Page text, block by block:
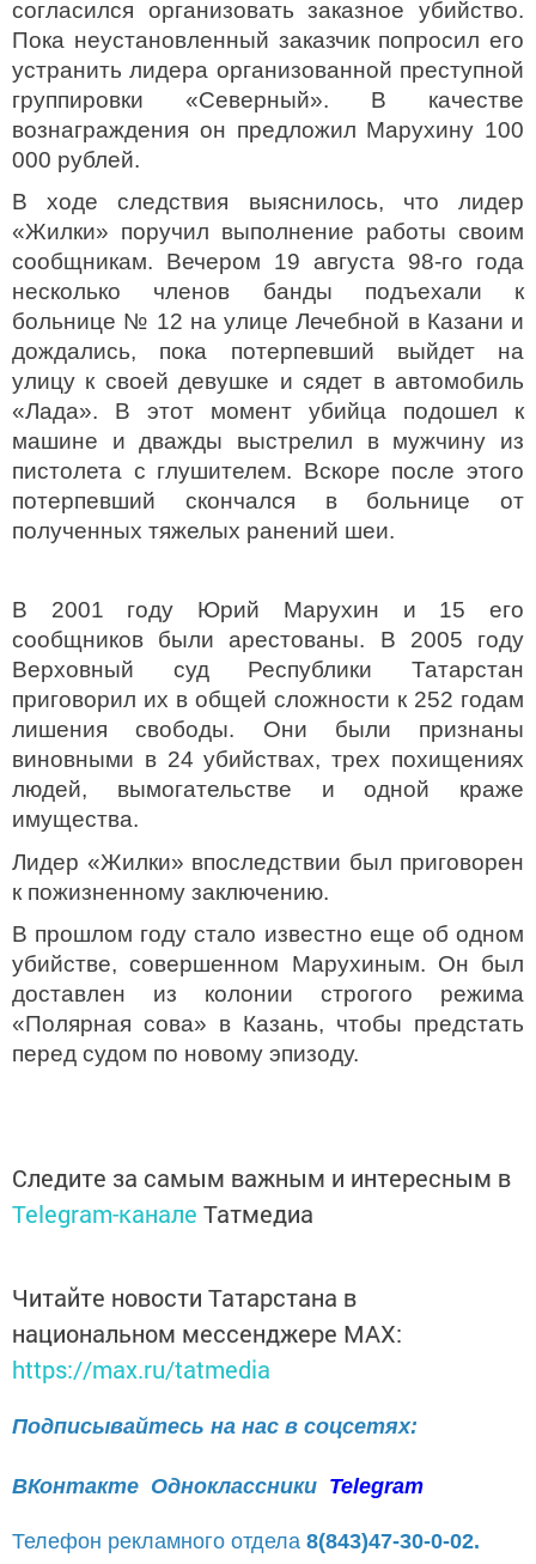
согласился организовать заказное убийство.
Пока неустановленный заказчик попросил его
устранить лидера организованной преступной
группировки «Северный». В качестве
вознаграждения он предложил Марухину 100
000 рублей.
В ходе следствия выяснилось, что лидер
«Жилки» поручил выполнение работы своим
сообщникам. Вечером 19 августа 98-го года
несколько членов банды подъехали к
больнице № 12 на улице Лечебной в Казани и
дождались, пока потерпевший выйдет на
улицу к своей девушке и сядет в автомобиль
«Лада». В этот момент убийца подошел к
машине и дважды выстрелил в мужчину из
пистолета с глушителем. Вскоре после этого
потерпевший скончался в больнице от
полученных тяжелых ранений шеи.
В 2001 году Юрий Марухин и 15 его
сообщников были арестованы. В 2005 году
Верховный суд Республики Татарстан
приговорил их в общей сложности к 252 годам
лишения свободы. Они были признаны
виновными в 24 убийствах, трех похищениях
людей, вымогательстве и одной краже
имущества.
Лидер «Жилки» впоследствии был приговорен
к пожизненному заключению.
В прошлом году стало известно еще об одном
убийстве, совершенном Марухиным. Он был
доставлен из колонии строгого режима
«Полярная сова» в Казань, чтобы предстать
перед судом по новому эпизоду.
Следите за самым важным и интересным в
Telegram-канале Татмедиа
Читайте новости Татарстана в
национальном мессенджере MАХ:
https://max.ru/tatmedia
Подписывайтесь на нас в соцсетях:
ВКонтакте Одноклассники Telegram
Телефон рекламного отдела 8(843)47-30-0-02.